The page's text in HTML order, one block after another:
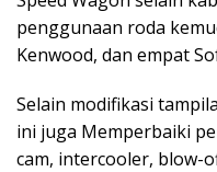
penggunaan roda
Kenwood, dan empat
Selain modifikasi
ini juga Memperbaiki
cam, intercooler, blow-